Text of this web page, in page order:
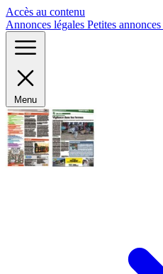
Accès au contenu
Annonces légales Petites annonces
Menu
Panneau de gestion des cookies